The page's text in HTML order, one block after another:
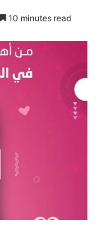
10 minutes read